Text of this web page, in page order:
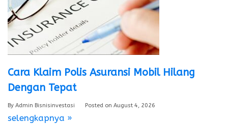
Cara Klaim Polis Asuransi Mobil Hilang
Dengan Tepat
By Admin Bisnisinvestasi Posted on August 4, 2026
selengkapnya »